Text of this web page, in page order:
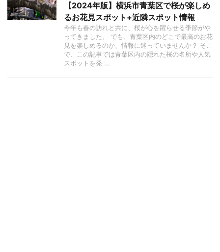
【2024年版】横浜市青葉区で桜が楽しめ
るお花見スポット+近隣スポット情報
今年も春の訪れと共に、桜が心を躍らせる季節がや
ってきました。 でも、青葉区内のどこで最高のお花
見を楽しめるのか、情報に迷っていませんか？ そこ
で、この記事では青葉区内の隠れた桜の名所や人気
スポットを発 ...